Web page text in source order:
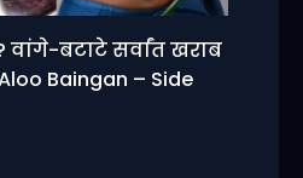
बटाटे सर्वांत खराब
Baingan – Side